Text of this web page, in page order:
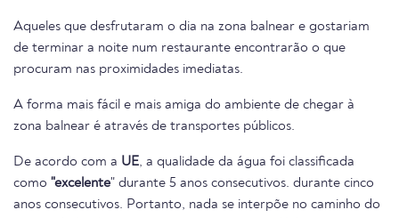
Aqueles que desfrutaram o dia na zona balnear e gostariam
de terminar a noite num restaurante encontrarão o que
procuram nas proximidades imediatas.
A forma mais fácil e mais amiga do ambiente de chegar à
zona balnear é através de transportes públicos.
De acordo com a UE, a qualidade da água foi classificada
como "excelente" durante 5 anos consecutivos. durante cinco
anos consecutivos. Portanto, nada se interpõe no caminho do